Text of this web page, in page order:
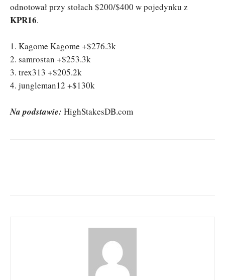
odnotował przy stołach $200/$400 w pojedynku z
KPR16.
1. Kagome Kagome +$276.3k
2. samrostan +$253.3k
3. trex313 +$205.2k
4. jungleman12 +$130k
Na podstawie: HighStakesDB.com